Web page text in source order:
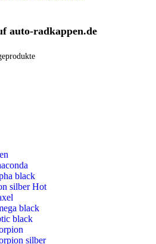
auto-radkappen.de
black
silberHot
black
black
silber